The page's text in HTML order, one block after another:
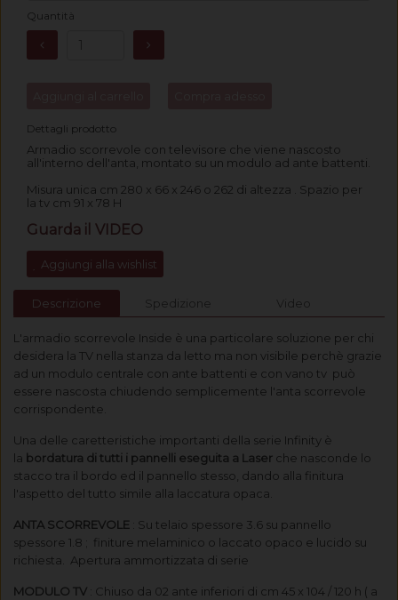
Quantità
Dettagli prodotto
Armadio scorrevole con televisore che viene nascosto
all'interno dell'anta, montato su un modulo ad ante battenti.
Misura unica cm 280 x 66 x 246 o 262 di altezza . Spazio per
la tv cm 91 x 78 H
Guarda il VIDEO
Aggiungi alla wishlist
Descrizione Spedizione Video
L'armadio scorrevole Inside è una particolare soluzione per chi
desidera la TV nella stanza da letto ma non visibile perchè grazie
ad un modulo centrale con ante battenti e con vano tv può
essere nascosta chiudendo semplicemente l'anta scorrevole
corrispondente.
Una delle caretteristiche importanti della serie Infinity è
la bordatura di tutti i pannelli eseguita a Laser che nasconde lo
stacco tra il bordo ed il pannello stesso, dando alla finitura
l'aspetto del tutto simile alla laccatura opaca.
ANTA SCORREVOLE : Su telaio spessore 3.6 su pannello
spessore 1.8 ; finiture melaminico o laccato opaco e lucido su
richiesta. Apertura ammortizzata di serie
MODULO TV : Chiuso da 02 ante inferiori di cm 45 x 104 / 120 h ( a